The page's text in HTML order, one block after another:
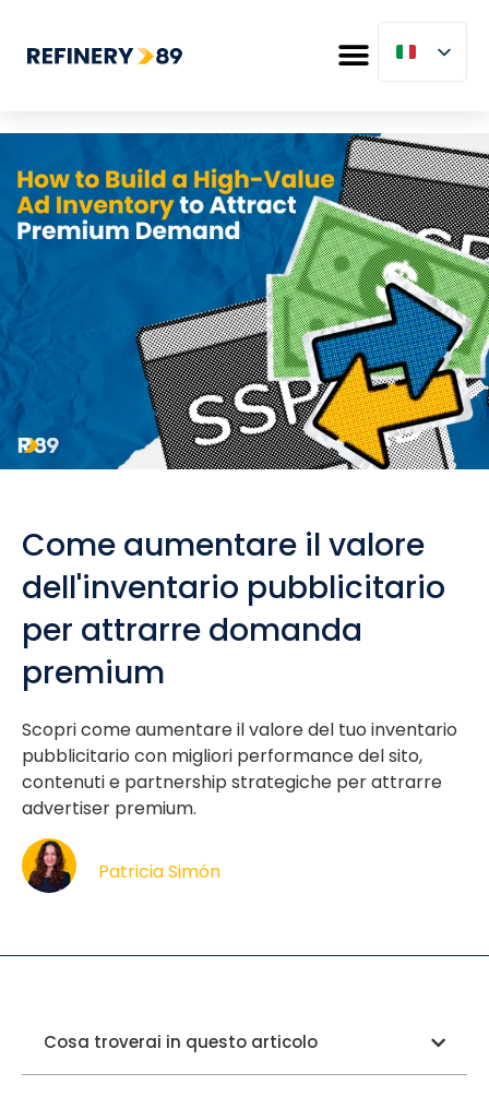
Come aumentare il valore
dell'inventario pubblicitario
per attrarre domanda
premium
Scopri come aumentare il valore del tuo inventario
pubblicitario con migliori performance del sito,
contenuti e partnership strategiche per attrarre
advertiser premium.
Patricia Simón
Cosa troverai in questo articolo